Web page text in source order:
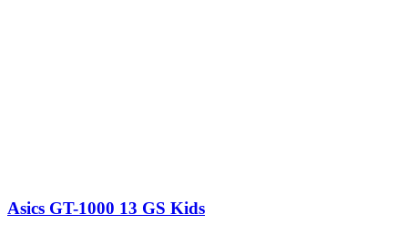
Asics GT-1000 13 GS Kids